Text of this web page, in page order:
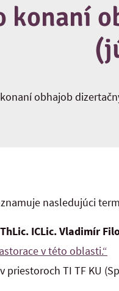
konaní
obhajob
nasledujúci
ThLic. ICLic. Vladimír
v této oblasti.“
priestoroch TI TF KU